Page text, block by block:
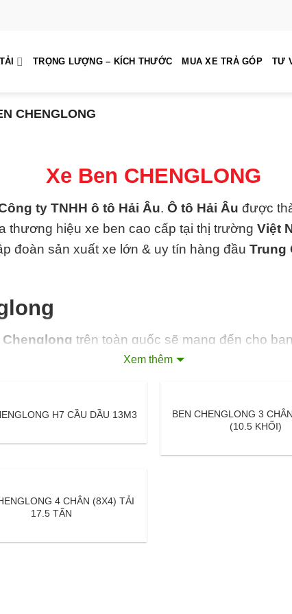
TRỌNG LƯỢNG – KÍCH THƯỚC MUA XE TRẢ GÓP TƯ
CHENGLONG
Xe Ben CHENGLONG
ty TNHH ô tô Hải Âu. Ô tô Hải Âu được
thương hiệu xe ben cao cấp tại thị trường Việt
đoàn sản xuất xe lớn & uy tín hàng đầu Trung
Chenglong trên toàn quốc sẽ mang đến cho
Xem thêm
H7 CẦU DẦU 13M3
BEN CHENGLONG 3
(10.5 KHỐI)
4 CHÂN (8X4) TẢI
17.5 TẤN